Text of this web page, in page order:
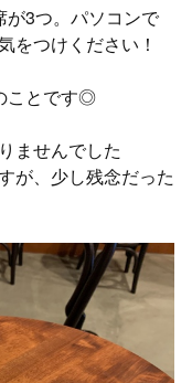
が3つ。パソコンで
をつけください！
ことです◎
ませんでした
が、少し残念だった